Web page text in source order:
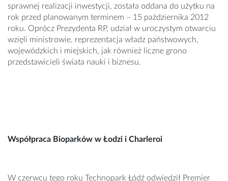
sprawnej realizacji inwestycji, została oddana do użytku na
rok przed planowanym terminem – 15 października 2012
roku. Oprócz Prezydenta RP, udział w uroczystym otwarciu
wzięli ministrowie, reprezentacja władz państwowych,
wojewódzkich i miejskich, jak również liczne grono
przedstawicieli świata nauki i biznesu.
Współpraca Bioparków w Łodzi i Charleroi
W czerwcu tego roku Technopark Łódź odwiedził Premier